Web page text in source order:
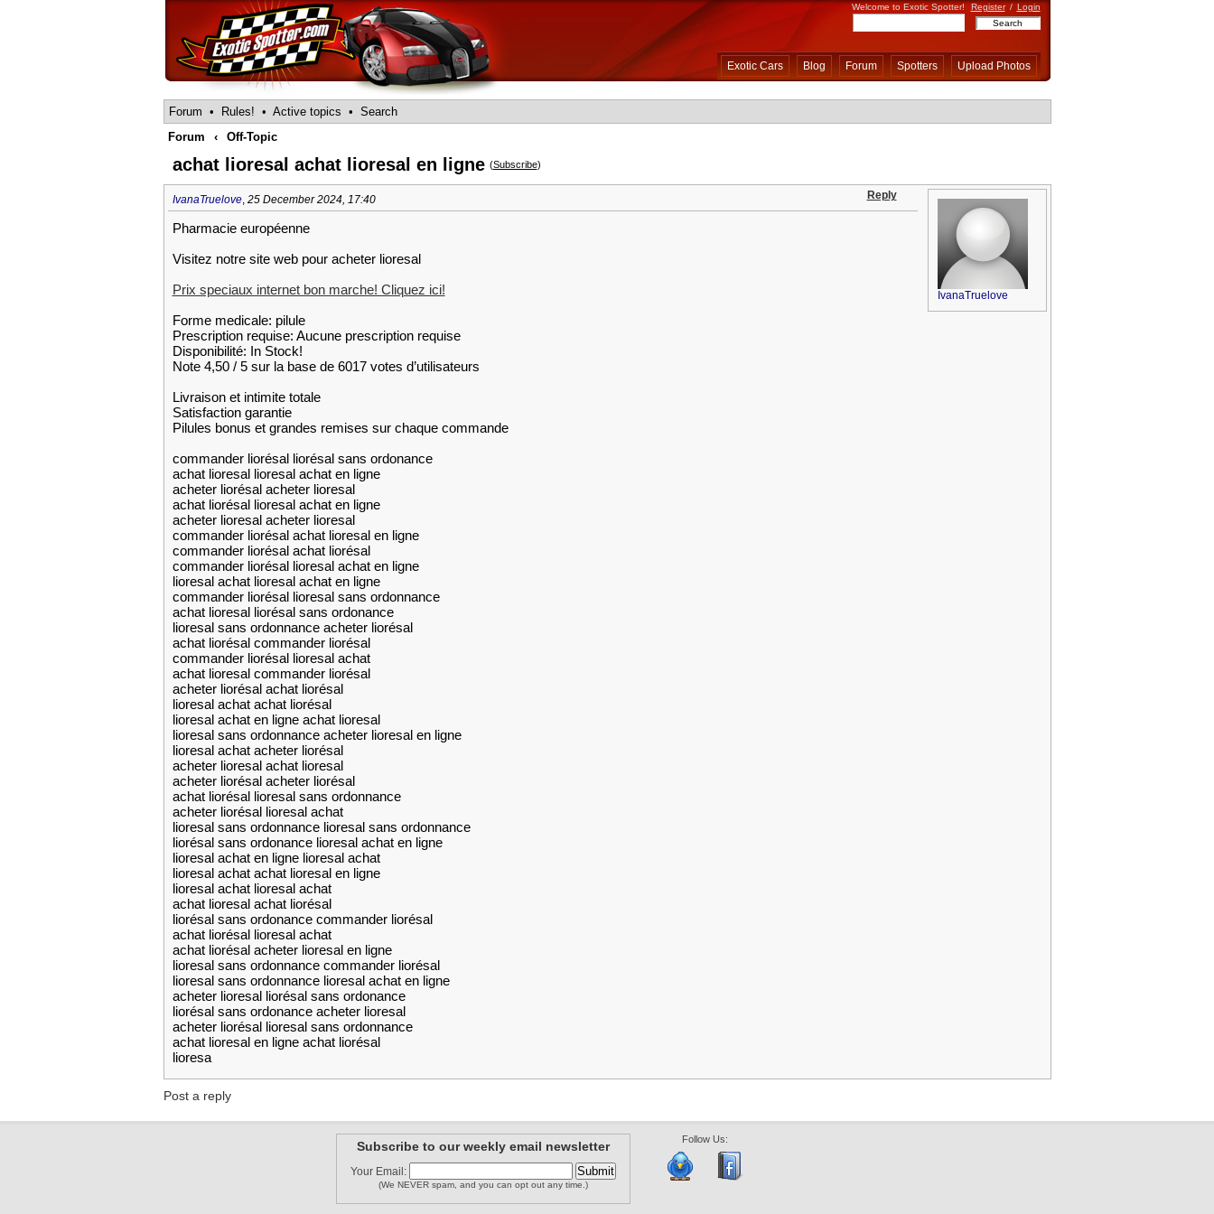
Welcome to Exotic Spotter! Register / Login
Exotic Cars Blog Forum Spotters Upload Photos
Forum • Rules! • Active topics • Search
Forum
‹ Off-Topic
achat lioresal achat lioresal en ligne (Subscribe)
IvanaTruelove, 25 December 2024, 17:40 Reply
Pharmacie européenne
Visitez notre site web pour acheter lioresal
Prix speciaux internet bon marche! Cliquez ici!
Forme medicale: pilule
Prescription requise: Aucune prescription requise
Disponibilité: In Stock!
Note 4,50 / 5 sur la base de 6017 votes d’utilisateurs
Livraison et intimite totale
Satisfaction garantie
Pilules bonus et grandes remises sur chaque commande
commander liorésal liorésal sans ordonance
achat lioresal lioresal achat en ligne
acheter liorésal acheter lioresal
achat liorésal lioresal achat en ligne
acheter lioresal acheter lioresal
commander liorésal achat lioresal en ligne
commander liorésal achat liorésal
commander liorésal lioresal achat en ligne
lioresal achat lioresal achat en ligne
commander liorésal lioresal sans ordonnance
achat lioresal liorésal sans ordonance
lioresal sans ordonnance acheter liorésal
achat liorésal commander liorésal
commander liorésal lioresal achat
achat lioresal commander liorésal
acheter liorésal achat liorésal
lioresal achat achat liorésal
lioresal achat en ligne achat lioresal
lioresal sans ordonnance acheter lioresal en ligne
lioresal achat acheter liorésal
acheter lioresal achat lioresal
acheter liorésal acheter liorésal
achat liorésal lioresal sans ordonnance
acheter liorésal lioresal achat
lioresal sans ordonnance lioresal sans ordonnance
liorésal sans ordonance lioresal achat en ligne
lioresal achat en ligne lioresal achat
lioresal achat achat lioresal en ligne
lioresal achat lioresal achat
achat lioresal achat liorésal
liorésal sans ordonance commander liorésal
achat liorésal lioresal achat
achat liorésal acheter lioresal en ligne
lioresal sans ordonnance commander liorésal
lioresal sans ordonnance lioresal achat en ligne
acheter lioresal liorésal sans ordonance
liorésal sans ordonance acheter lioresal
acheter liorésal lioresal sans ordonnance
achat lioresal en ligne achat liorésal
lioresa
IvanaTruelove
Post a reply
Subscribe to our weekly email newsletter
Your Email:
(We NEVER spam, and you can opt out any time.)
Follow Us: